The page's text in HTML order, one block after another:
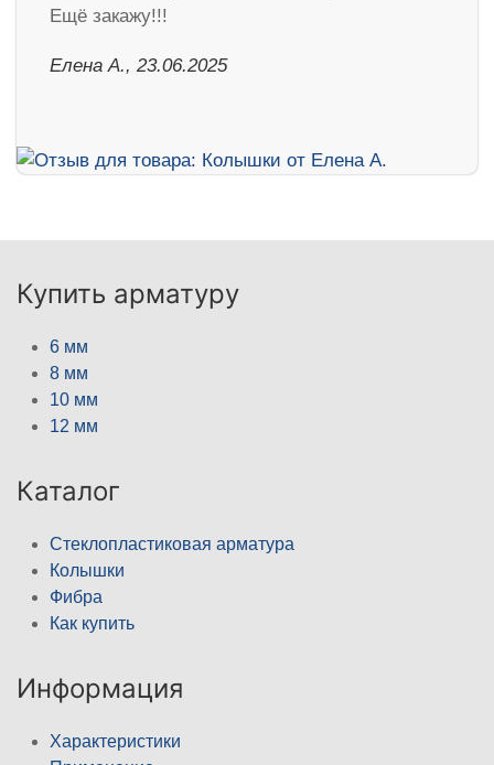
Ещё закажу!!!
Елена А., 23.06.2025
Купить арматуру
6 мм
8 мм
10 мм
12 мм
Каталог
Стеклопластиковая арматура
Колышки
Фибра
Как купить
Информация
Характеристики